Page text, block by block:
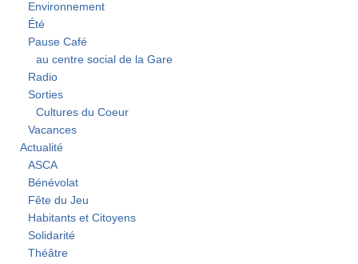
Environnement
Été
Pause Café
au centre social de la Gare
Radio
Sorties
Cultures du Coeur
Vacances
Actualité
ASCA
Bénévolat
Fête du Jeu
Habitants et Citoyens
Solidarité
Théâtre